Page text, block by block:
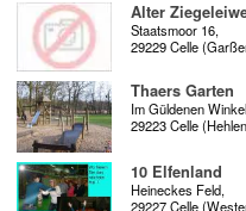
Alter
Staatsmoor 16,
29229 Celle
Thaers Garten
Im Güldenen
29223 Celle
10 Elfenland
Heineckes Feld,
29227 Celle